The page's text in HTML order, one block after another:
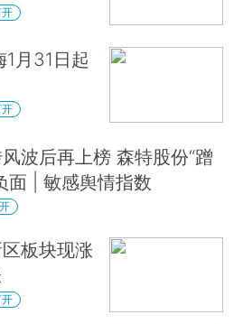
1月31日起
波后再上榜 森特股份“蹭
面 | 敏感舆情指数
板块现涨